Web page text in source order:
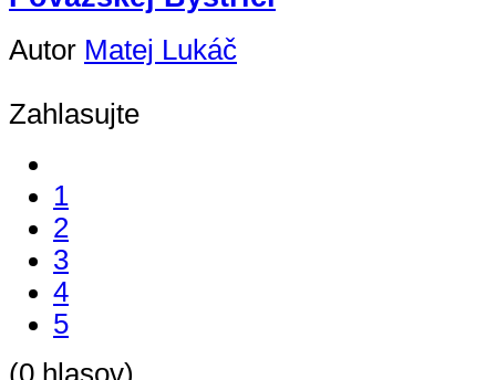
Autor Matej Lukáč
Zahlasujte
1
2
3
4
5
(0 hlasov)